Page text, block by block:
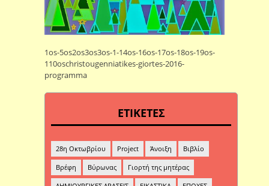
1os-5os2os3os3os-1-14os-16os-17os-18os-19os-
110oschristougenniatikes-giortes-2016-
programma
ΕΤΙΚΕΤΕΣ
28η Οκτωβρίου Project Άνοιξη Βιβλίο
Βρέφη Βύρωνας Γιορτή της μητέρας